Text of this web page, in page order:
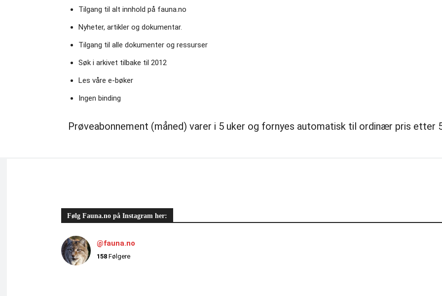
Tilgang til alt innhold på fauna.no
Nyheter, artikler og dokumentar.
Tilgang til alle dokumenter og ressurser
Søk i arkivet tilbake til 2012
Les våre e‑bøker
Ingen binding
Prøveabonnement (måned) varer i 5 uker og fornyes automatisk til ordinær pris etter
Følg Fauna.no på Instagram her:
@fauna.no
158 Følgere